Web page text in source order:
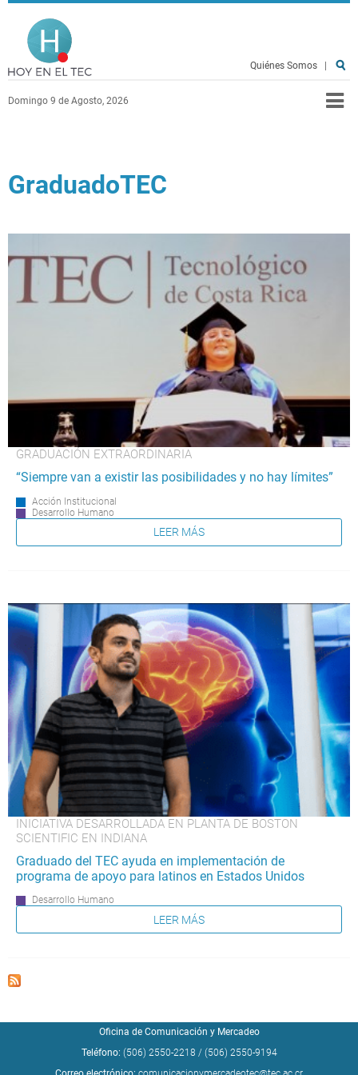
Pasar al contenido principal
Domingo 9 de Agosto, 2026
Quiénes Somos
GraduadoTEC
GRADUACIÓN EXTRAORDINARIA
“Siempre van a existir las posibilidades y no hay límites”
Acción Institucional
Desarrollo Humano
LEER MÁS
INICIATIVA DESARROLLADA EN PLANTA DE BOSTON
SCIENTIFIC EN INDIANA
Graduado del TEC ayuda en implementación de
programa de apoyo para latinos en Estados Unidos
Desarrollo Humano
LEER MÁS
Oficina de Comunicación y Mercadeo
Teléfono: (506) 2550-2218 / (506) 2550-9194